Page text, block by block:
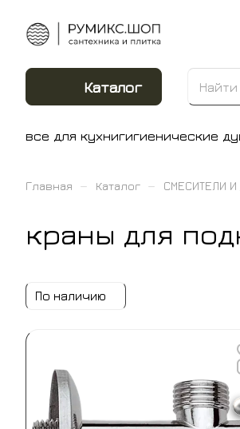
Каталог
все для кухнигигиенические
Главная – Каталог – СМЕСИТЕЛИ
краны для
По наличию